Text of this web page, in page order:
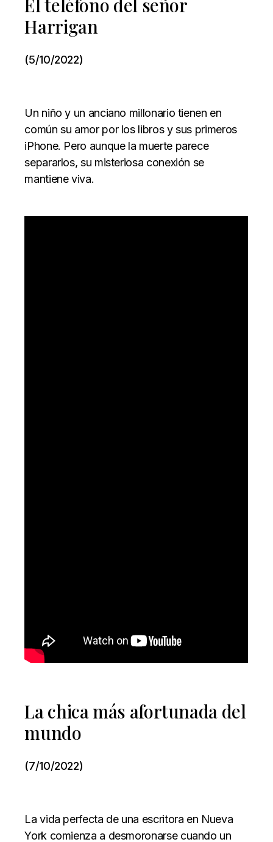
El teléfono del señor
Harrigan
(5/10/2022)
Un niño y un anciano millonario tienen en
común su amor por los libros y sus primeros
iPhone. Pero aunque la muerte parece
separarlos, su misteriosa conexión se
mantiene viva.
La chica más afortunada del
mundo
(7/10/2022)
La vida perfecta de una escritora en Nueva
York comienza a desmoronarse cuando un